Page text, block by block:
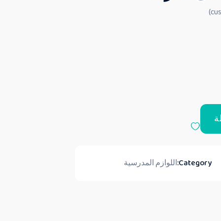
Category: اللوازم المدرسية